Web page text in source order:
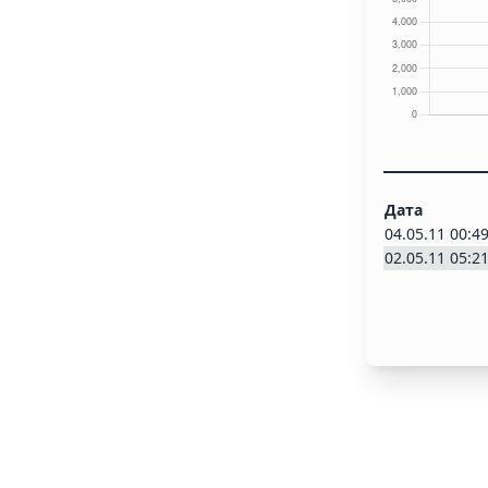
Дата
04.05.11 00:49
02.05.11 05:21